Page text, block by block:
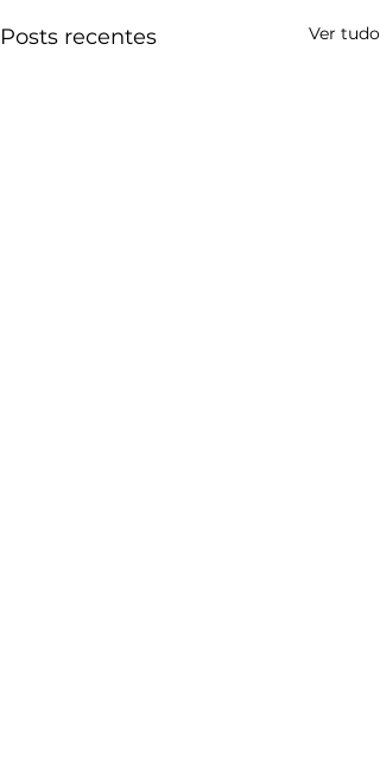
Posts recentes Ver tudo